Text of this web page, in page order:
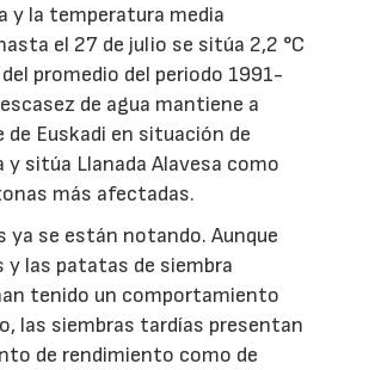
y la temperatura media
el 27 de julio se sitúa 2,2 °C
promedio del periodo 1991-
de agua mantiene a
de Euskadi en situación de
y sitúa Llanada Alavesa como
más afectadas.
ya se están notando. Aunque
y las patatas de siembra
tenido un comportamiento
las siembras tardías presentan
de rendimiento como de